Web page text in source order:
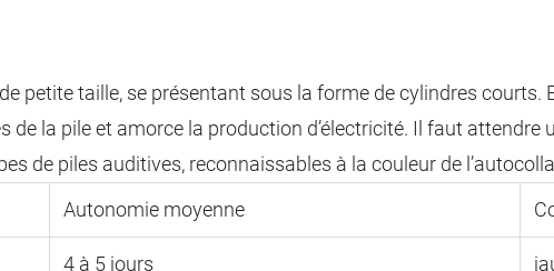
petite taille, se présentant sous la forme de cylindres courts.
de la pile et amorce la production d’électricité. Il faut
de piles auditives, reconnaissables à la couleur de
Autonomie moyenne
4 à 5 jours